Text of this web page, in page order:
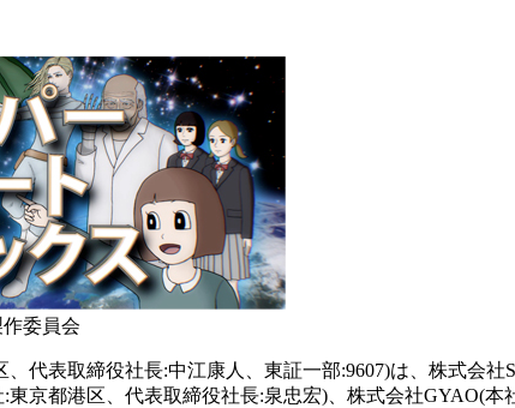
委員会
代表取締役社長:中江康人、東証一部:9607)は、株式会
東京都港区、代表取締役社長:泉忠宏)、株式会社GYAO(